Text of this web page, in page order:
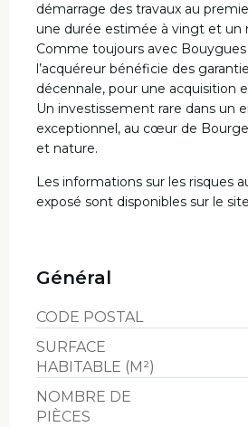
démarrage des travaux au
une durée estimée à vingt et un
Comme toujours avec
l’acquéreur bénéficie des
décennale, pour une acquisition
Un investissement rare dans un
exceptionnel, au cœur de
et nature.
Les informations sur les risques
exposé sont disponibles sur le site
Général
CODE POSTAL
SURFACE
HABITABLE (M²)
NOMBRE DE
PIÈCES